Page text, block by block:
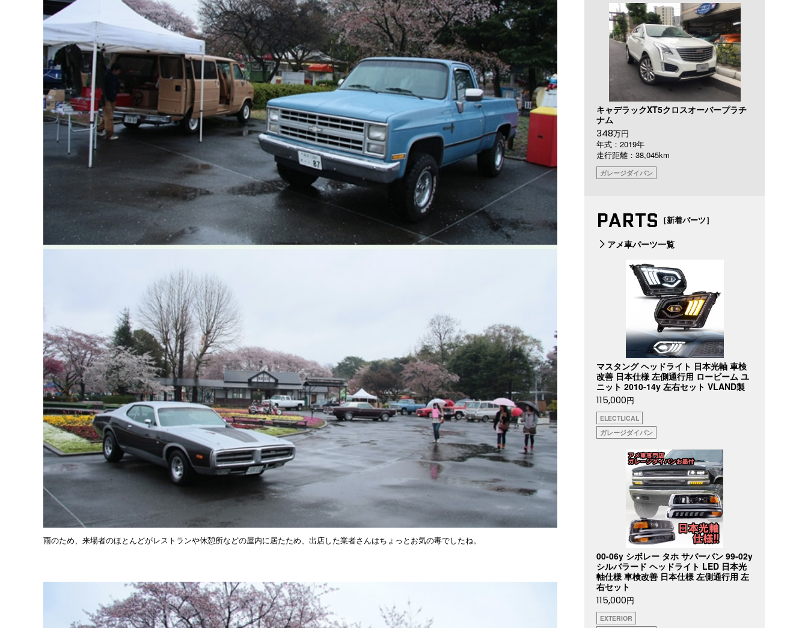
雨のため、来場者のほとんどがレストランや休憩所などの屋内に居たため、出店した業者さんはちょっとお気の毒でしたね。
キャデラックXT5クロスオーバープラチ
ナム
348万円
年式：2019年
走行距離：38,045km
ガレージダイバン
PARTS ［新着パーツ］
アメ車パーツ一覧
マスタング ヘッドライト 日本光軸 車検
改善 日本仕様 左側通行用 ロービーム ユ
ニット 2010-14y 左右セット VLAND製
115,000円
ELECTLICAL
ガレージダイバン
00-06y シボレー タホ サバーバン 99-02y
シルバラード ヘッドライト LED 日本光
軸仕様 車検改善 日本仕様 左側通行用 左
右セット
115,000円
EXTERIOR